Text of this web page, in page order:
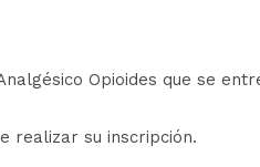
Opioides que se
realizar su inscripción.